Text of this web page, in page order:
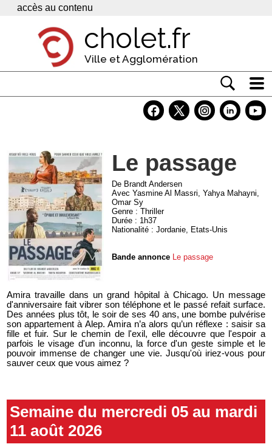
Panneau de gestion des cookies
accès au contenu
cholet.fr
Ville et Agglomération
Economie
Services
Contacts
Le passage
De Brandt Andersen
Avec Yasmine Al Massri, Yahya Mahayni,
Omar Sy
Genre : Thriller
Durée : 1h37
Nationalité : Jordanie, Etats-Unis
Bande annonce Le passage
Amira travaille dans un grand hôpital à Chicago. Un message
d'anniversaire fait vibrer son téléphone et le passé refait surface.
Des années plus tôt, le soir de ses 40 ans, une bombe pulvérise
son appartement à Alep. Amira n’a alors qu’un réflexe : saisir sa
fille et fuir. Sur le chemin de l'exil, elle découvre que l'espoir a
parfois le visage d'un inconnu, la force d'un geste simple et le
pouvoir immense de changer une vie. Jusqu'où iriez-vous pour
sauver ceux que vous aimez ?
Semaine du mercredi 05 au mardi
11 août 2026